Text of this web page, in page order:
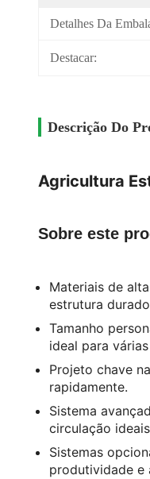
Detalhes Da
Destacar:
Descrição Do
Agricultura
Sobre este
Materiais de
estrutura
Tamanho
ideal para
Projeto chave
rapidamente.
Sistema
circulação
Sistemas
produtividade e